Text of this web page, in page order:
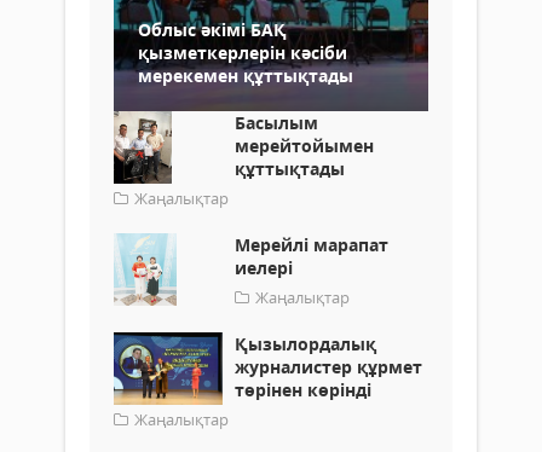
Облыс әкімі БАҚ
қызметкерлерін кәсіби
мерекемен құттықтады
Басылым
мерейтойымен
құттықтады
Жаңалықтар
Мерейлі марапат
иелері
Жаңалықтар
Қызылордалық
журналистер құрмет
төрінен көрінді
Жаңалықтар